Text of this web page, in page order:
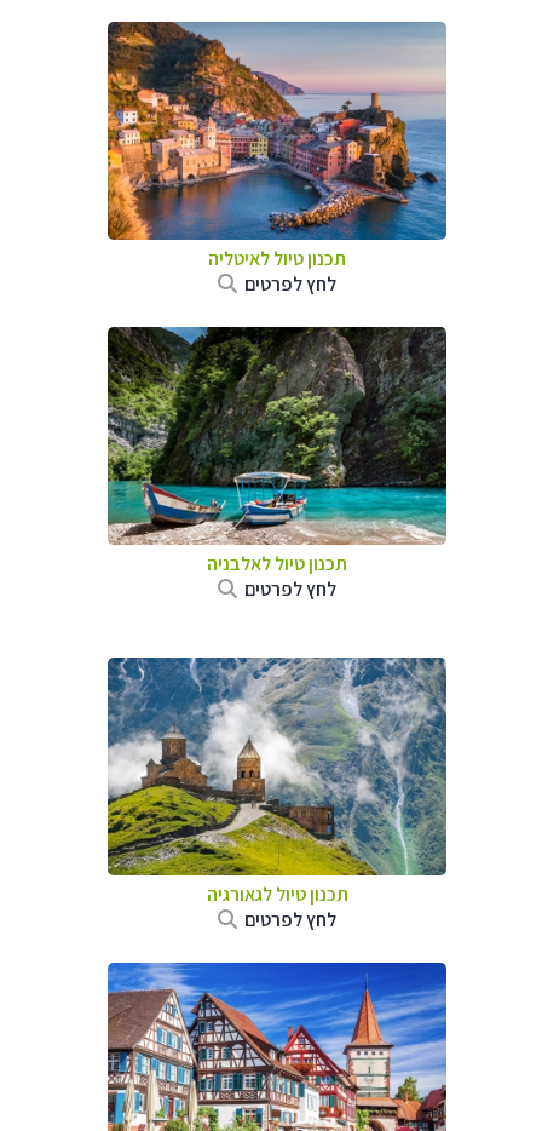
תכנון טיול לאיטליה
לחץ לפרטים
תכנון טיול לאלבניה
לחץ לפרטים
תכנון טיול לגאורגיה
לחץ לפרטים